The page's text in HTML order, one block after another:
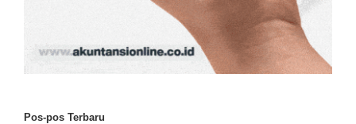
Pos-pos Terbaru